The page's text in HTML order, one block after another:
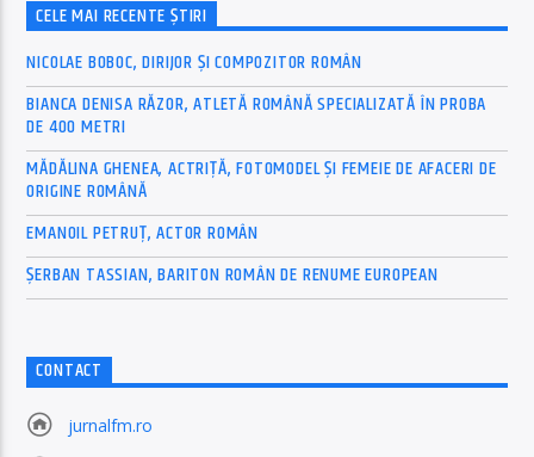
CELE MAI RECENTE ȘTIRI
NICOLAE BOBOC, DIRIJOR ȘI COMPOZITOR ROMÂN
BIANCA DENISA RĂZOR, ATLETĂ ROMÂNĂ SPECIALIZATĂ ÎN PROBA
DE 400 METRI
MĂDĂLINA GHENEA, ACTRIȚĂ, FOTOMODEL ȘI FEMEIE DE AFACERI DE
ORIGINE ROMÂNĂ
EMANOIL PETRUȚ, ACTOR ROMÂN
ȘERBAN TASSIAN, BARITON ROMÂN DE RENUME EUROPEAN
CONTACT
jurnalfm.ro